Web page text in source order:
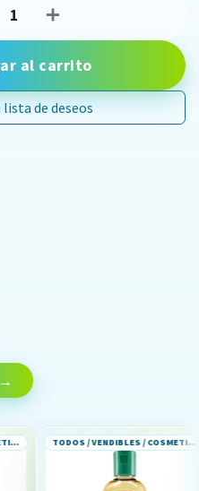
al carrito
de deseos
TODOS / VENDIBLES / COSMETICOS Y PERFUMERIA